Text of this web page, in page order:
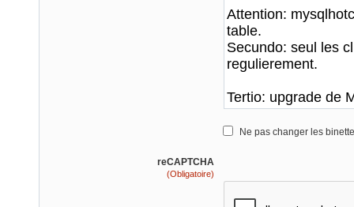
Ne pas changer les
reCAPTCHA
(Obligatoire)